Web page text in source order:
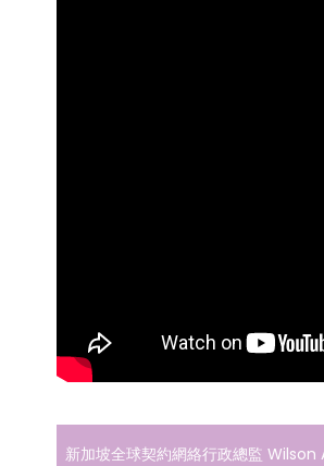
新加坡全球契約網絡行政總監 Wilson